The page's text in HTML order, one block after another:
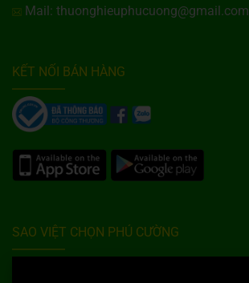
Mail: thuonghieuphucuong@gmail.com
KẾT NỐI BÁN HÀNG
SAO VIỆT CHỌN PHÚ CƯỜNG